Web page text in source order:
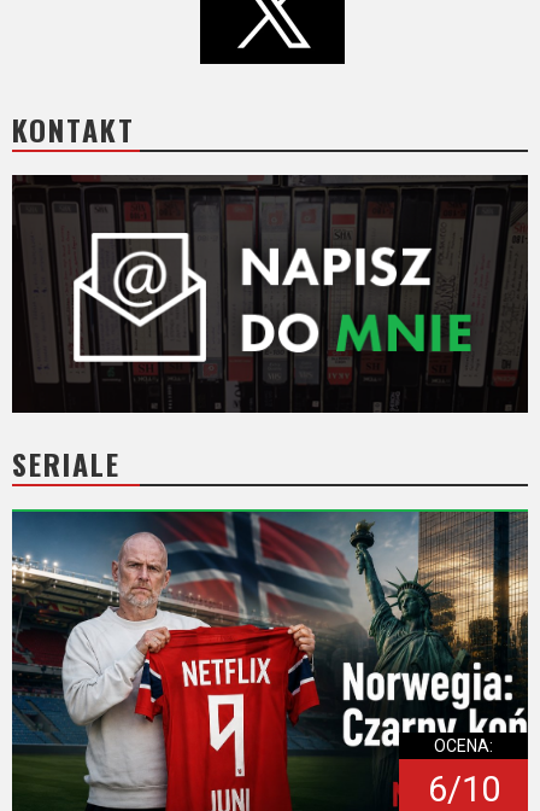
KONTAKT
SERIALE
OCENA:
6/10